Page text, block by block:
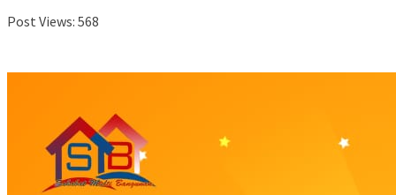
Post Views: 568